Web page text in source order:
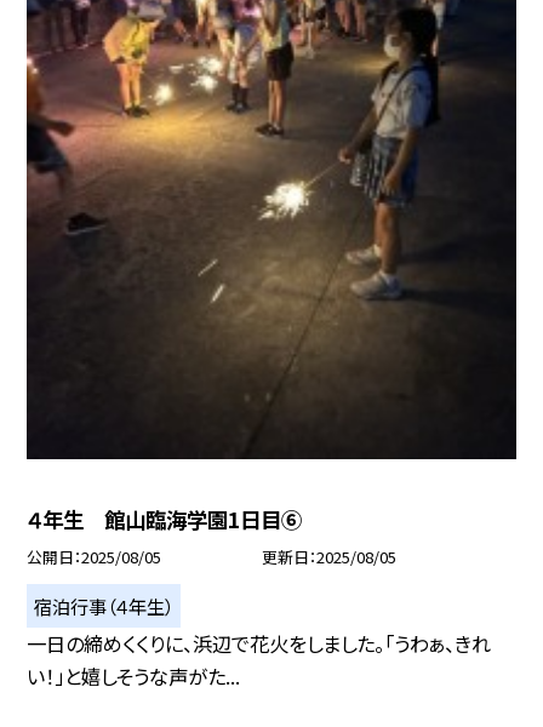
４年生 館山臨海学園1日目⑥
公開日 2025/08/05 更新日 2025/08/05
宿泊行事（４年生）
一日の締めくくりに、浜辺で花火をしました。「うわぁ、きれ
い！」と嬉しそうな声がた...